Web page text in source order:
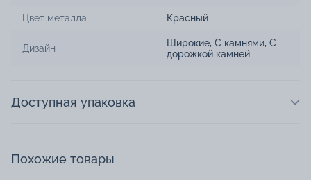
Цвет металла Красный
Дизайн Широкие, С камнями, С
дорожкой камней
Доступная упаковка
Похожие товары